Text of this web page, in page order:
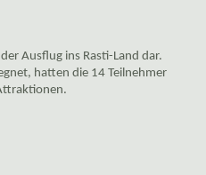
Ausflug ins Rasti-Land dar.
hatten die 14 Teilnehmer